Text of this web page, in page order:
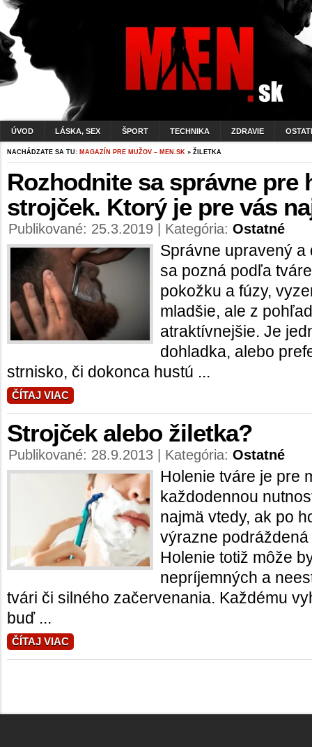
ÚVOD LÁSKA, SEX ŠPORT TECHNIKA ZDRAVIE
NACHÁDZATE SA TU: MAGAZÍN PRE MUŽOV – MEN.SK » ŽILETKA
Rozhodnite sa správne pre
strojček. Ktorý je pre vás
Publikované: 25.3.2019 | Kategória: Ostatné
Správne upravený
sa pozná podľa
pokožku a fúzy,
mladšie, ale z
atraktívnejšie. Je
dohladka, alebo
strnisko, či dokonca hustú ...
ČÍTAJ VIAC
Strojček alebo žiletka?
Publikované: 28.9.2013 | Kategória: Ostatné
Holenie tváre je pre
každodennou
najmä vtedy, ak po
výrazne
Holenie totiž môže
nepríjemných a
tvári či silného začervenania. Každému
buď ...
ČÍTAJ VIAC